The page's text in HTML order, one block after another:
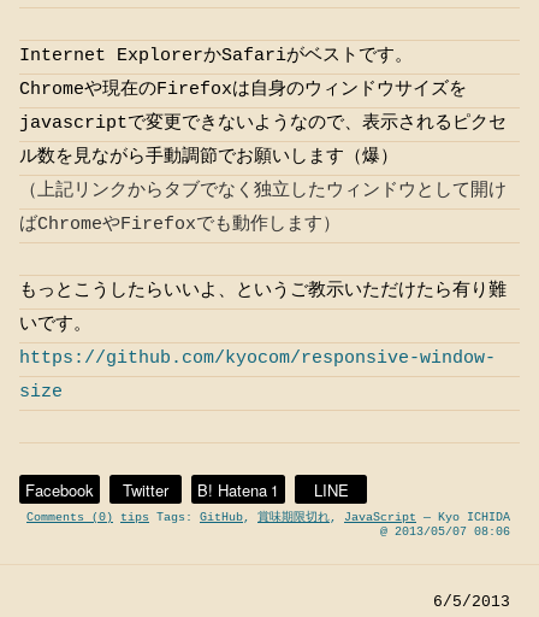
Internet ExplorerかSafariがベストです。
Chromeや現在のFirefoxは自身のウィンドウサイズを
javascriptで変更できないようなので、表示されるピクセ
ル数を見ながら手動調節でお願いします（爆）
（上記リンクからタブでなく独立したウィンドウとして開け
ばChromeやFirefoxでも動作します）
もっとこうしたらいいよ、というご教示いただけたら有り難
いです。
https://github.com/kyocom/responsive-window-
size
Facebook Twitter B! Hatena 1 LINE
Comments (0) tips Tags: GitHub, 賞味期限切れ, JavaScript — Kyo ICHIDA
@ 2013/05/07 08:06
6/5/2013